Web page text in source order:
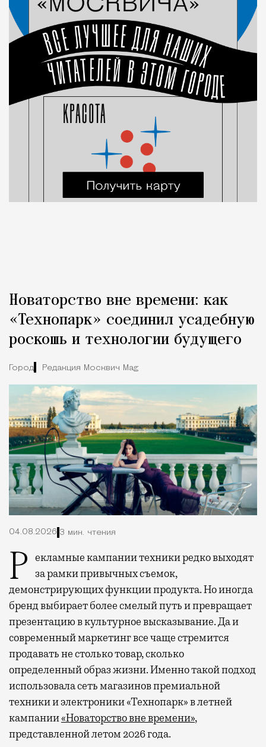
Новаторство вне времени: как
«Технопарк» соединил усадебную
роскошь и технологии будущего
Город Редакция Москвич Mag
04.08.2026 3 мин. чтения
Рекламные кампании техники редко выходят
за рамки привычных съемок,
демонстрирующих функции продукта. Но иногда
бренд выбирает более смелый путь и превращает
презентацию в культурное высказывание. Да и
современный маркетинг все чаще стремится
продавать не столько товар, сколько
определенный образ жизни. Именно такой подход
использовала сеть магазинов премиальной
техники и электроники «Технопарк» в летней
кампании«Новаторство вне времени»,
представленной летом 2026 года.